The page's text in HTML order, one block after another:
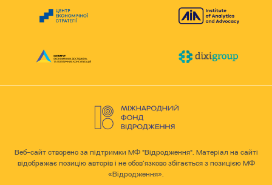
Веб-сайт створено за підтримки МФ "Відродження". Матеріал на сайті
відображає позицію авторів і не обов’язково збігається з позицією МФ
«Відродження».